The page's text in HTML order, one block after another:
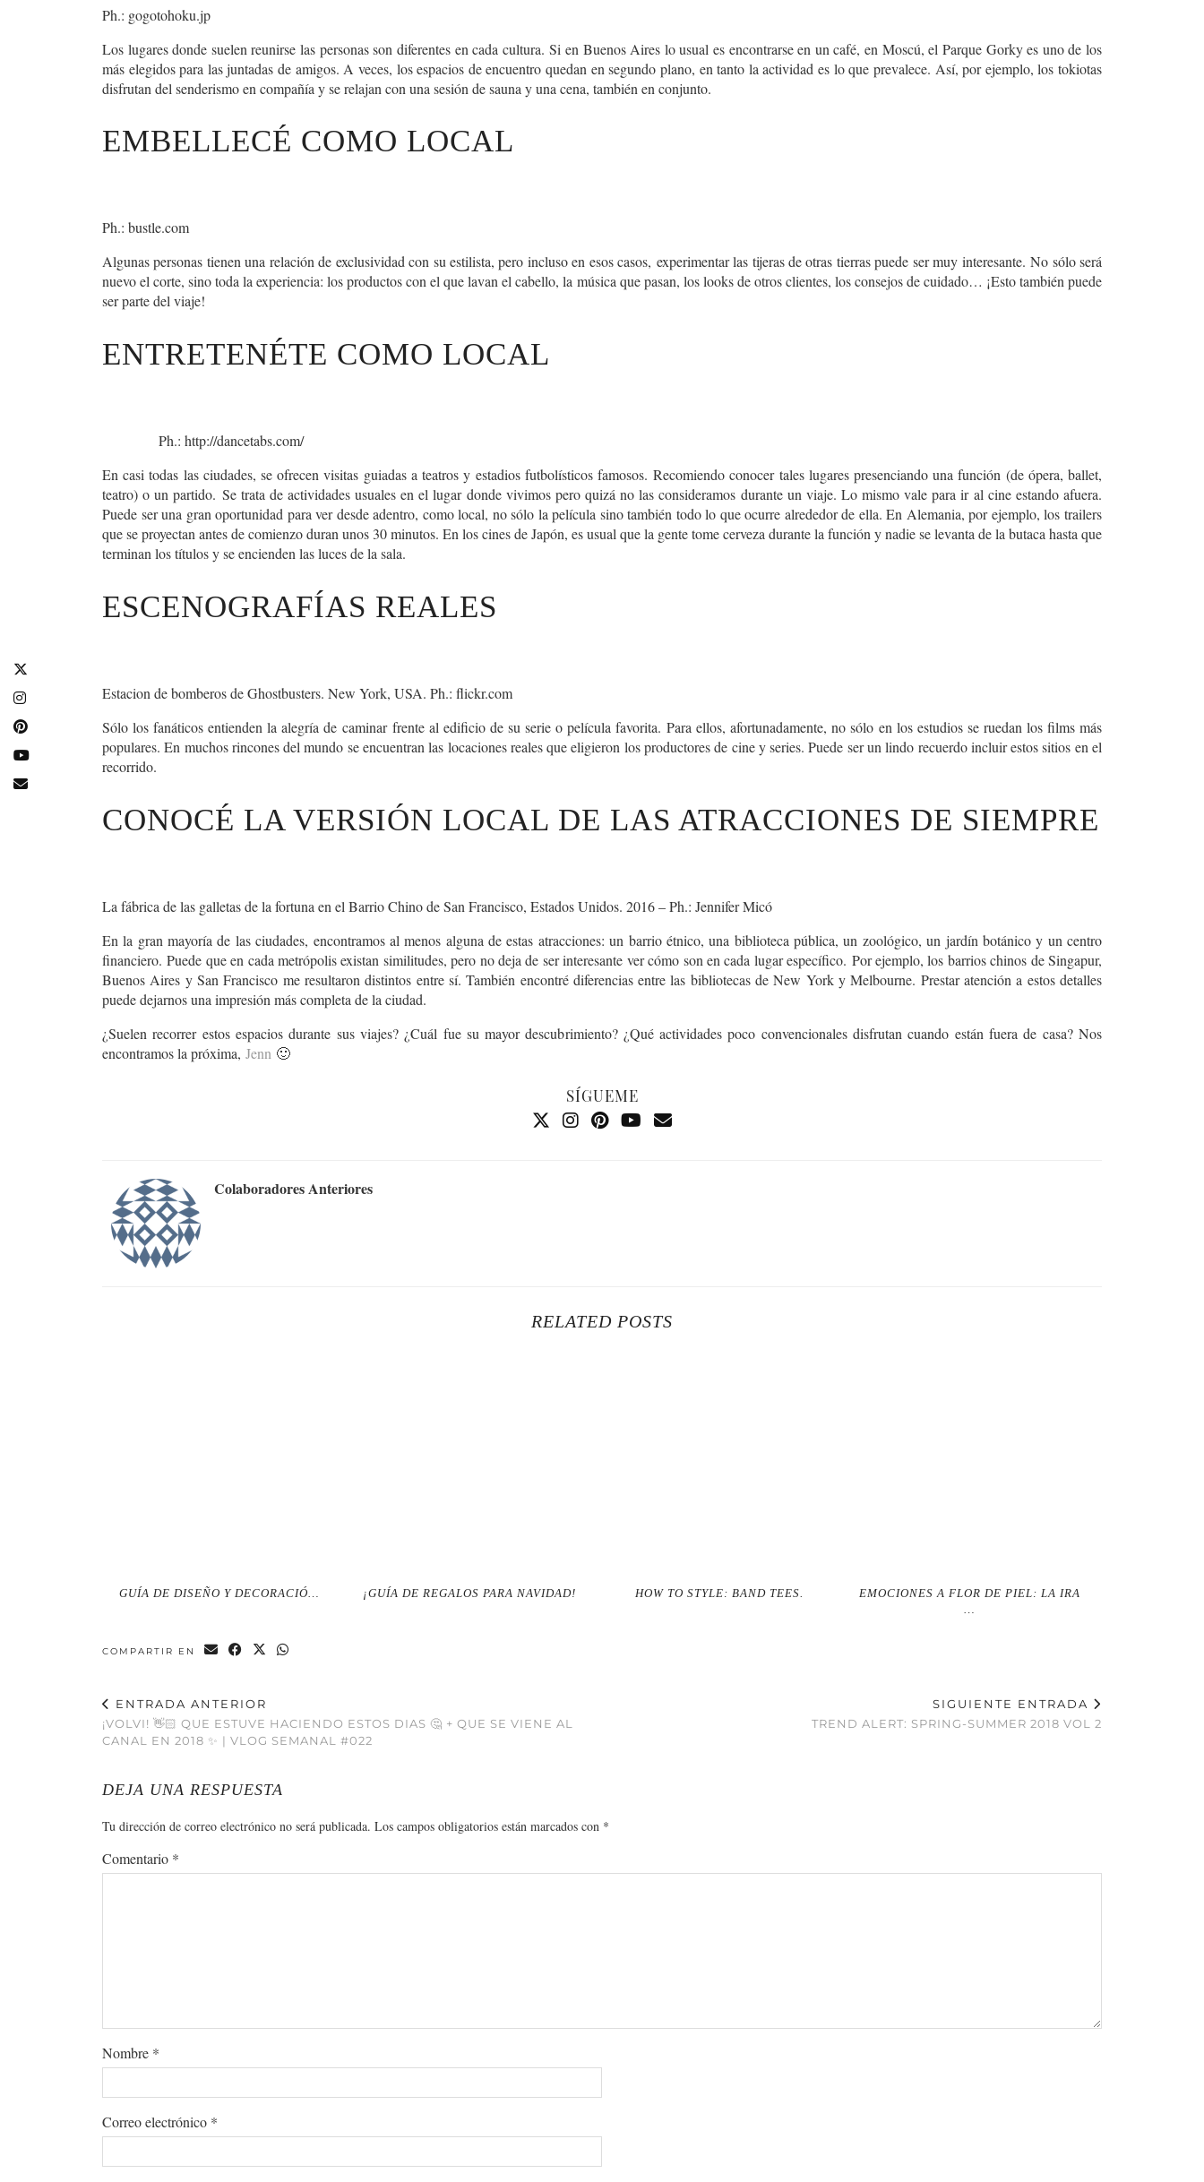
Ph.: gogotohoku.jp
Los lugares donde suelen reunirse las personas son diferentes en cada cultura.Si en Buenos Aires lo usual es encontrarse en un café, en Moscú, el Parque Gorky es uno de los
más elegidos para las juntadas de amigos. A veces, los espacios de encuentro quedan en segundo plano, en tanto la actividad es lo que prevalece. Así, por ejemplo, los tokiotas
disfrutan del senderismo en compañía y se relajan con una sesión de sauna y una cena, también en conjunto.
EMBELLECÉ COMO LOCAL
Ph.: bustle.com
Algunas personas tienen una relación de exclusividad con su estilista, pero incluso en esos casos, experimentar las tijeras de otras tierras puede ser muy interesante. No sólo será
nuevo el corte, sino toda la experiencia: los productos con el que lavan el cabello, la música que pasan, los looks de otros clientes, los consejos de cuidado… ¡Esto también puede
ser parte del viaje!
ENTRETENÉTE COMO LOCAL
Ph.: http://dancetabs.com/
En casi todas las ciudades, se ofrecen visitas guiadas a teatros y estadios futbolísticos famosos.Recomiendo conocer tales lugares presenciando una función (de ópera, ballet,
teatro) o un partido. Se trata de actividades usuales en el lugar donde vivimos pero quizá no las consideramos durante un viaje. Lo mismo vale para ir al cine estando afuera.
Puede ser una gran oportunidad para ver desde adentro, como local, no sólo la película sino también todo lo que ocurre alrededor de ella. En Alemania, por ejemplo, los trailers
que se proyectan antes de comienzo duran unos 30 minutos. En los cines de Japón, es usual que la gente tome cerveza durante la función y nadie se levanta de la butaca hasta que
terminan los títulos y se encienden las luces de la sala.
ESCENOGRAFÍAS REALES
Estacion de bomberos de Ghostbusters. New York, USA. Ph.: flickr.com
Sólo los fanáticos entienden la alegría decaminar frente al edificio de su serie o película favorita. Para ellos, afortunadamente, no sólo en los estudios se ruedan los films más
populares. En muchos rincones del mundo se encuentran las locaciones reales que eligieron los productores de cine y series. Puede ser un lindo recuerdo incluir estos sitios en el
recorrido.
CONOCÉ LA VERSIÓN LOCAL DE LAS ATRACCIONES DE SIEMPRE
La fábrica de las galletas de la fortuna en el Barrio Chino de San Francisco, Estados Unidos. 2016 – Ph.: Jennifer Micó
En la gran mayoría de las ciudades, encontramos al menos alguna de estas atracciones: un barrio étnico, una biblioteca pública, un zoológico, un jardín botánico y un centro
financiero.Puede que en cada metrópolis existan similitudes, pero no deja de ser interesante ver cómo son en cada lugar específico. Por ejemplo, los barrios chinos de Singapur,
Buenos Aires y San Francisco me resultaron distintos entre sí. También encontré diferencias entre las bibliotecas de New York y Melbourne. Prestar atención a estos detalles
puede dejarnos una impresión más completa de la ciudad.
¿Suelen recorrer estos espacios durante sus viajes? ¿Cuál fue su mayor descubrimiento? ¿Qué actividades poco convencionales disfrutan cuando están fuera de casa? Nos
encontramos la próxima, Jenn 🙂
SÍGUEME
Colaboradores Anteriores
RELATED POSTS
GUÍA DE DISEÑO Y DECORACIÓ… ¡GUÍA DE REGALOS PARA NAVIDAD! HOW TO STYLE: BAND TEES.
EMOCIONES A FLOR DE PIEL: LA IRA
COMPARTIR EN
ENTRADA ANTERIOR
¡VOLVI! 👋🏻 QUE ESTUVE HACIENDO ESTOS DIAS 🤔 + QUE SE VIENE AL
CANAL EN 2018 ✨ | VLOG SEMANAL #022
SIGUIENTE ENTRADA
TREND ALERT: SPRING-SUMMER 2018 VOL 2
DEJA UNA RESPUESTA
Tu dirección de correo electrónico no será publicada. Los campos obligatorios están marcados con *
Comentario *
Nombre *
Correo electrónico *